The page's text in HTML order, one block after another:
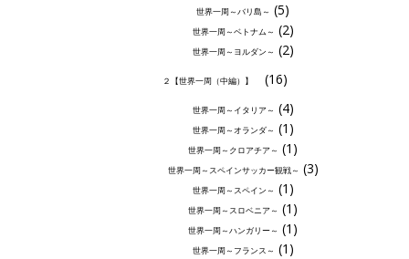
世界一周～バリ島～ (5)
世界一周～ベトナム～ (2)
世界一周～ヨルダン～ (2)
２【世界一周（中編）】 (16)
世界一周～イタリア～ (4)
世界一周～オランダ～ (1)
世界一周～クロアチア～ (1)
世界一周～スペインサッカー観戦～ (3)
世界一周～スペイン～ (1)
世界一周～スロベニア～ (1)
世界一周～ハンガリー～ (1)
世界一周～フランス～ (1)